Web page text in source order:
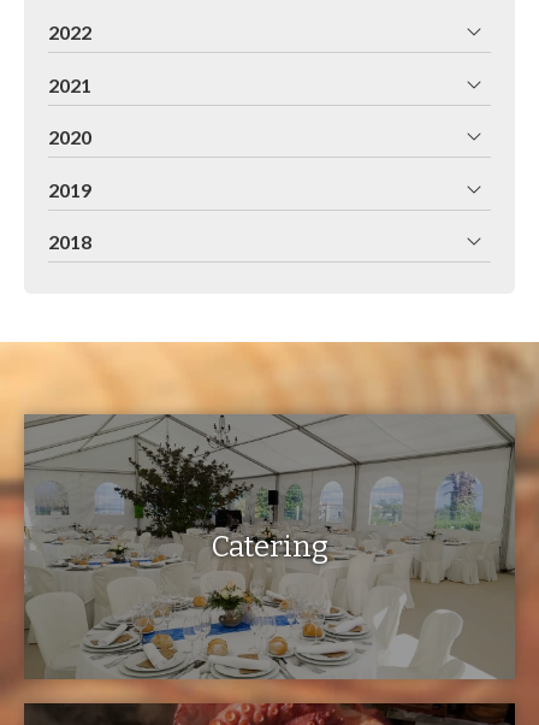
2022
2021
2020
2019
2018
Catering